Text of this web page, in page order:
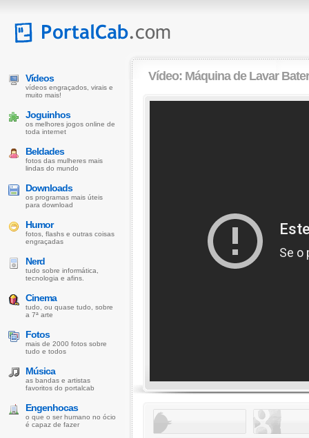
Vídeo: Máquina de Lavar
Vídeos
vídeos engraçados, virais e
muito mais!
Joguinhos
os melhores jogos online de
toda internet
Beldades
fotos das mulheres mais
lindas do mundo
Downloads
os programas mais úteis
para download
Humor
fotos, flashs e outras coisas
engraçadas
Nerd
tudo sobre informática,
tecnologia e afins.
Cinema
tudo, ou quase tudo, sobre
a 7ª arte
Fotos
mais de 2000 fotos sobre
tudo e todos
Música
as bandas e artistas
favoritos do portalcab
Engenhocas
o que o ser humano no ócio
é capaz de fazer